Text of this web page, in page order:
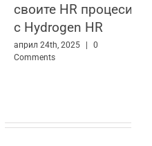
своите HR процеси
с Hydrogen HR
април 24th, 2025 |
0
Comments